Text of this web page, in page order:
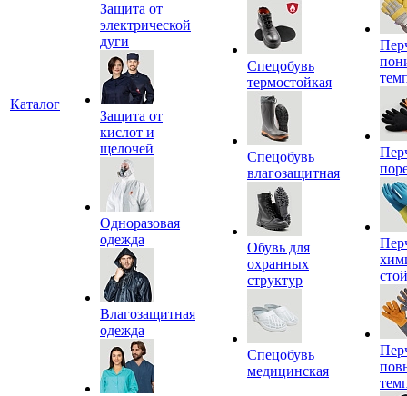
Каталог
Защита от
электрической
дуги
Защита от
кислот и
щелочей
Одноразовая
одежда
Влагозащитная
одежда
Спецобувь
термостойкая
Спецобувь
влагозащитная
Обувь для
охранных
структур
Спецобувь
медицинская